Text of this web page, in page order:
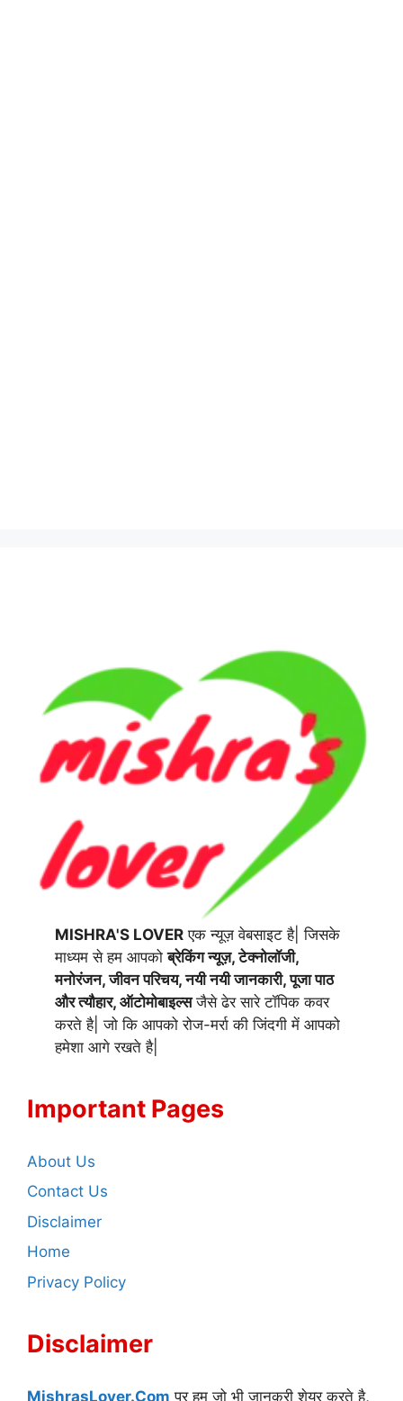
MISHRA'S LOVER एक न्यूज़ वेबसाइट है| जिसके
माध्यम से हम आपकोब्रेकिंग न्यूज़, टेक्नोलॉजी,
मनोरंजन, जीवन परिचय, नयी नयी जानकारी, पूजा पाठ
और त्यौहार, ऑटोमोबाइल्सजैसे ढेर सारे टॉपिक कवर
करते है| जो कि आपको रोज-मर्रा की जिंदगी में आपको
हमेशा आगे रखते है|
Important Pages
About Us
Contact Us
Disclaimer
Home
Privacy Policy
Disclaimer
MishrasLover.Com पर हम जो भी जानकरी शेयर करते है,